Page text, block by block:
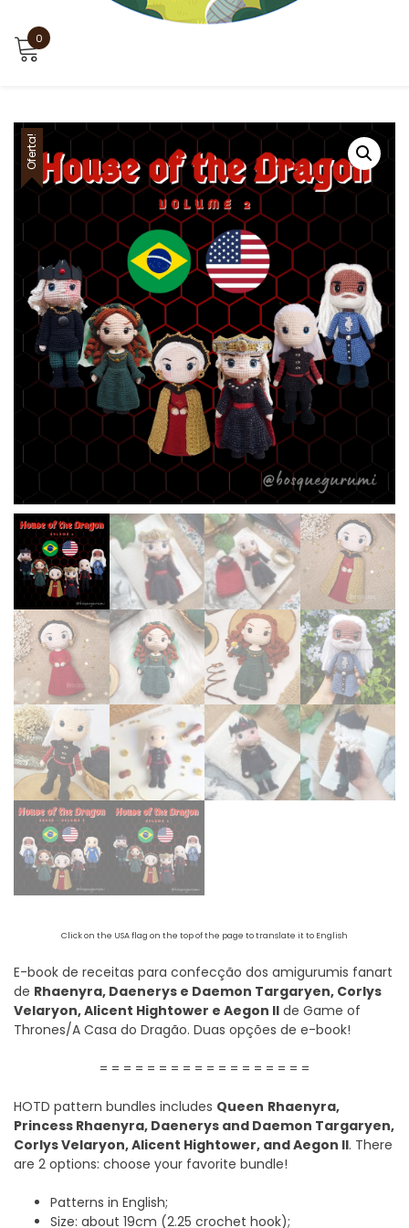
0
Oferta!
Click on the USA flag on the top of the page to translate it to English
E-book de receitas para confecção dos amigurumis fanart
de Rhaenyra, Daenerys e Daemon Targaryen, Corlys
Velaryon, Alicent Hightower e Aegon II de Game of
Thrones/A Casa do Dragão. Duas opções de e-book!
= = = = = = = = = = = = = = = = = =
HOTD pattern bundles includes Queen Rhaenyra,
Princess Rhaenyra, Daenerys and Daemon Targaryen,
Corlys Velaryon, Alicent Hightower, and Aegon II. There
are 2 options: choose your favorite bundle!
Patterns in English;
Size: about 19cm (2.25 crochet hook);